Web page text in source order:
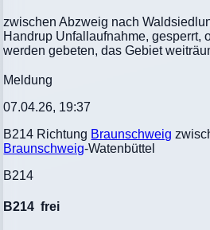
zwischen Abzweig nach
Handrup Unfallaufnahme, gesperrt,
werden gebeten, das Gebiet
Meldung
07.04.26, 19:37
B214 Richtung Braunschweig
Braunschweig-Watenbüttel
B214
B214 frei